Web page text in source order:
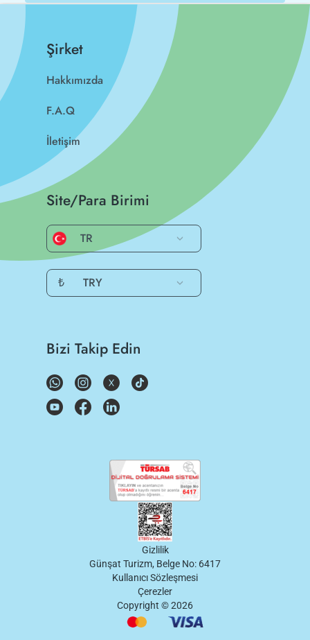
Şirket
Hakkımızda
F.A.Q
İletişim
Site/Para Birimi
TR
₺ TRY
Bizi Takip Edin
Gizlilik
Günşat Turizm, Belge No: 6417
Kullanıcı Sözleşmesi
Çerezler
Copyright ©2026